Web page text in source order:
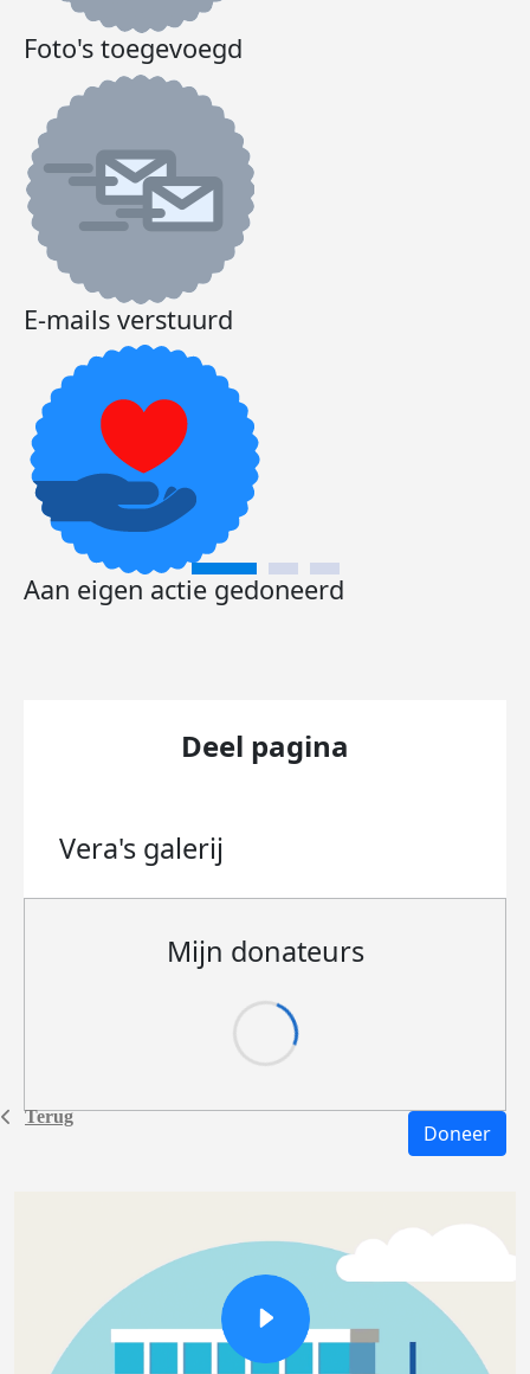
Terug
Foto's toegevoegd
E-mails verstuurd
Aan eigen actie gedoneerd
Deel pagina
Vera's galerij
Mijn donateurs
Doneer